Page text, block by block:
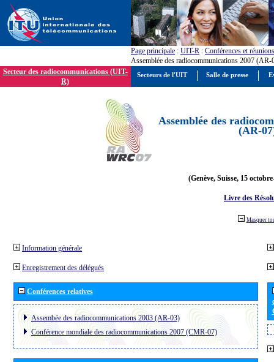
Page principale : UIT-R : Conférences et réunions
Assemblée des radiocommunications 2007 (AR-
Secteur des radiocommunications (UIT-
R)
Assemblée des
(AR-
(Genève, Suisse, 15
Livre des
Masquer
Information générale
Enregistrement des délégués
Conférences relatives
Assembée des radiocommunications 2003 (AR-03)
Conférence mondiale des radiocommunications 2007 (CMR-07)
Secteurs de l'UIT Salle de presse